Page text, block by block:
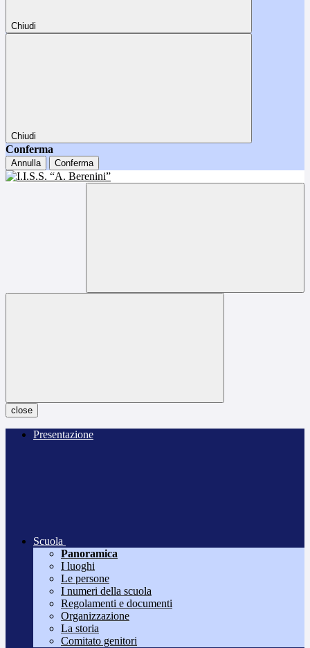
Chiudi
Chiudi
Conferma
Annulla Conferma
close
Presentazione
Scuola
Panoramica
I luoghi
Le persone
I numeri della scuola
Regolamenti e documenti
Organizzazione
La storia
Comitato genitori